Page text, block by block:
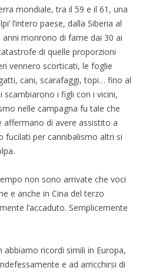
mondiale, tra il 59 e il 61, una
l’intero paese, dalla Siberia al
morirono di fame dai 30 ai
di quelle proporzioni
vennero scorticati, le foglie
cani, scarafaggi, topi… fino al
scambiarono i figli con i vicini,
nelle campagna fu tale che
di avere assistito a
fucilati per cannibalismo altri si
non sono arrivate che voci
e anche in Cina del terzo
l’accaduto. Semplicemente
ricordi simili in Europa,
e ad arricchirsi di